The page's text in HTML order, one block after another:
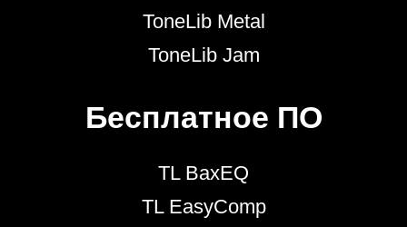
ToneLib Metal
ToneLib Jam
Бесплатное ПО
TL BaxEQ
TL EasyComp